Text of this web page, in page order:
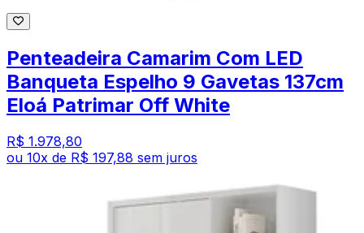
Penteadeira Camarim Com LED
Banqueta Espelho 9 Gavetas 137cm
Eloá Patrimar Off White
R$ 1.978,80
ou 10x de R$ 197,88 sem juros